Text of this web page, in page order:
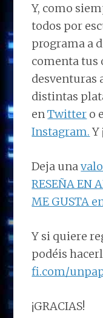
Y, como
todos por
programa a
comenta tus
desventuras
distintas
enTwitter o
Instagram. Y
Deja una
RESEÑA EN
ME GUSTA
Y si quiere
podéis
fi.com/
¡GRACIAS!